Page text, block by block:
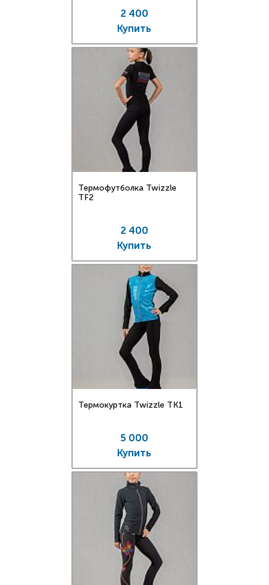
2 400
Купить
Термофутболка Twizzle
TF2
2 400
Купить
Термокуртка Twizzle TK1
5 000
Купить